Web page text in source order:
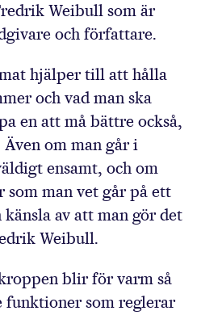
Weibull som är
och författare.
hjälper till att hålla
och vad man ska
en att må bättre också,
om man går i
ensamt, och om
som man vet går på ett
känsla av att man gör det
Weibull.
blir för varm så
som reglerar